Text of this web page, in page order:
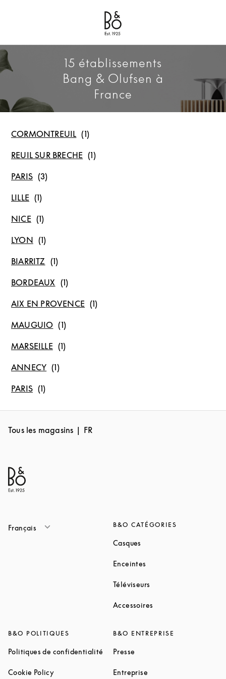
Bang & Olufsen - Exist to Create
Link Opens in New Tab
15 établissements
Bang & Olufsen à
France
CORMONTREUIL
REUIL SUR BRECHE
PARIS
LILLE
NICE
LYON
BIARRITZ
BORDEAUX
AIX EN PROVENCE
MAUGUIO
MARSEILLE
ANNECY
PARIS
Tous les magasins FR
Français B&O CATÉGORIES
Casques
Enceintes
Téléviseurs
Accessoires
B&O POLITIQUES
Politiques de confidentialité Link Opens in New Tab
Cookie PolicyLink Opens in New Tab
B&O ENTREPRISE
Presse
Entreprise